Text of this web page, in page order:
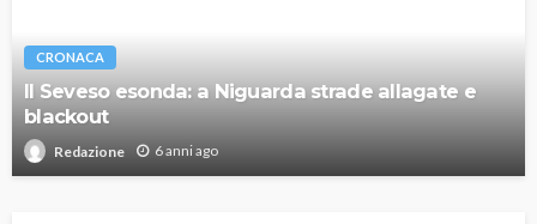
CRONACA
Il Seveso esonda: a Niguarda strade allagate e
blackout
Redazione 6 anni ago